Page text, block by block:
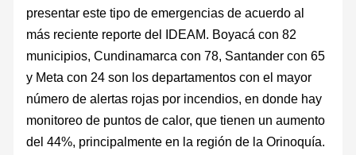
presentar este tipo de emergencias de acuerdo al
más reciente reporte del IDEAM. Boyacá con 82
municipios, Cundinamarca con 78, Santander con 65
y Meta con 24 son los departamentos con el mayor
número de alertas rojas por incendios, en donde hay
monitoreo de puntos de calor, que tienen un aumento
del 44%, principalmente en la región de la Orinoquía.